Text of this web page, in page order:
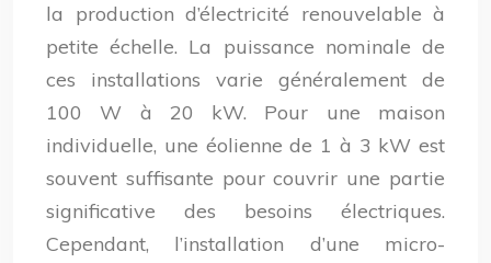
la production d’électricité renouvelable à
petite échelle. La puissance nominale de
ces installations varie généralement de
100 W à 20 kW. Pour une maison
individuelle, une éolienne de 1 à 3 kW est
souvent suffisante pour couvrir une partie
significative des besoins électriques.
Cependant, l’installation d’une micro-